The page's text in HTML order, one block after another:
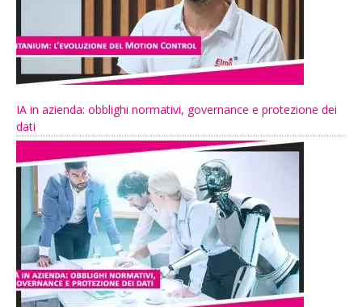
IA in azienda: obblighi normativi, governance e protezione dei
dati